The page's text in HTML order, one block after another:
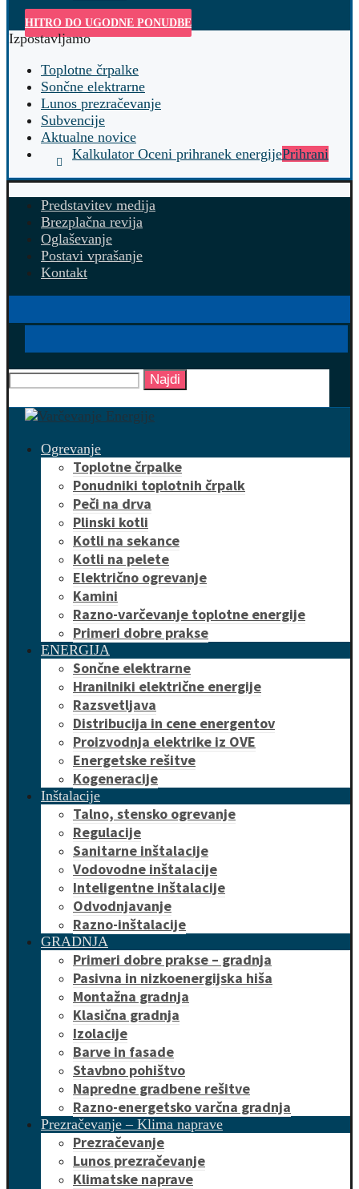
HITRO DO UGODNE PONUDBE
Izpostavljamo
Toplotne črpalke
Sončne elektrarne
Lunos prezračevanje
Subvencije
Aktualne novice
Kalkulator Oceni prihranek energijePrihrani
Predstavitev medija
Brezplačna revija
Oglaševanje
Postavi vprašanje
Kontakt
Najdi
Ogrevanje
Toplotne črpalke
Ponudniki toplotnih črpalk
Peči na drva
Plinski kotli
Kotli na sekance
Kotli na pelete
Električno ogrevanje
Kamini
Razno-varčevanje toplotne energije
Primeri dobre prakse
ENERGIJA
Sončne elektrarne
Hranilniki električne energije
Razsvetljava
Distribucija in cene energentov
Proizvodnja elektrike iz OVE
Energetske rešitve
Kogeneracije
Inštalacije
Talno, stensko ogrevanje
Regulacije
Sanitarne inštalacije
Vodovodne inštalacije
Inteligentne inštalacije
Odvodnjavanje
Razno-inštalacije
GRADNJA
Primeri dobre prakse – gradnja
Pasivna in nizkoenergijska hiša
Montažna gradnja
Klasična gradnja
Izolacije
Barve in fasade
Stavbno pohištvo
Napredne gradbene rešitve
Razno-energetsko varčna gradnja
Prezračevanje – Klima naprave
Prezračevanje
Lunos prezračevanje
Klimatske naprave